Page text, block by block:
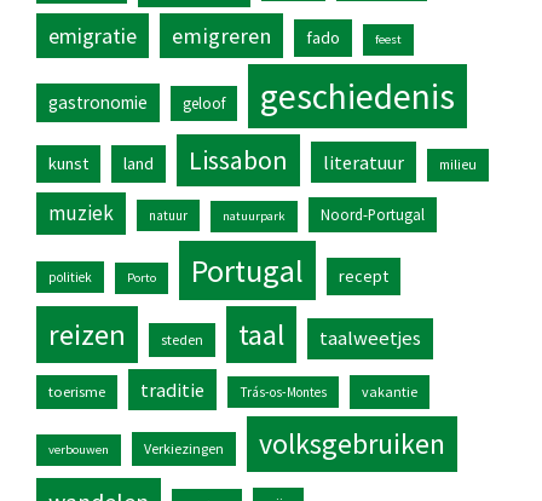
emigratie emigreren fado feest
gastronomie geloof geschiedenis
kunst land Lissabon literatuur milieu
muziek natuur natuurpark Noord-Portugal
politiek Porto Portugal recept
reizen steden taal taalweetjes
toerisme traditie Trás-os-Montes vakantie
verbouwen Verkiezingen volksgebruiken